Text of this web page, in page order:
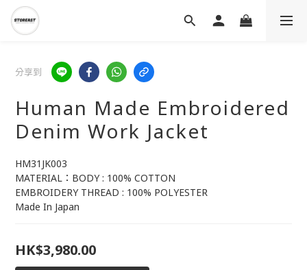
分享到
Human Made Embroidered
Denim Work Jacket
HM31JK003
MATERIAL：BODY : 100% COTTON
EMBROIDERY THREAD : 100% POLYESTER
Made In Japan
HK$3,980.00